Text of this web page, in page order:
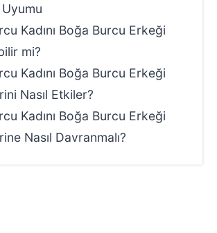
Kadını Boğa Burcu Erkeği
mi?
Kadını Boğa Burcu Erkeği
Nasıl Etkiler?
Kadını Boğa Burcu Erkeği
Nasıl Davranmalı?